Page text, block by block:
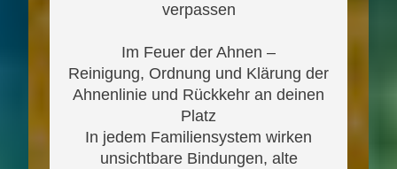
verpassen
Im Feuer der Ahnen –
Reinigung, Ordnung und Klärung der
Ahnenlinie und Rückkehr an deinen
Platz
In jedem Familiensystem wirken
unsichtbare Bindungen, alte